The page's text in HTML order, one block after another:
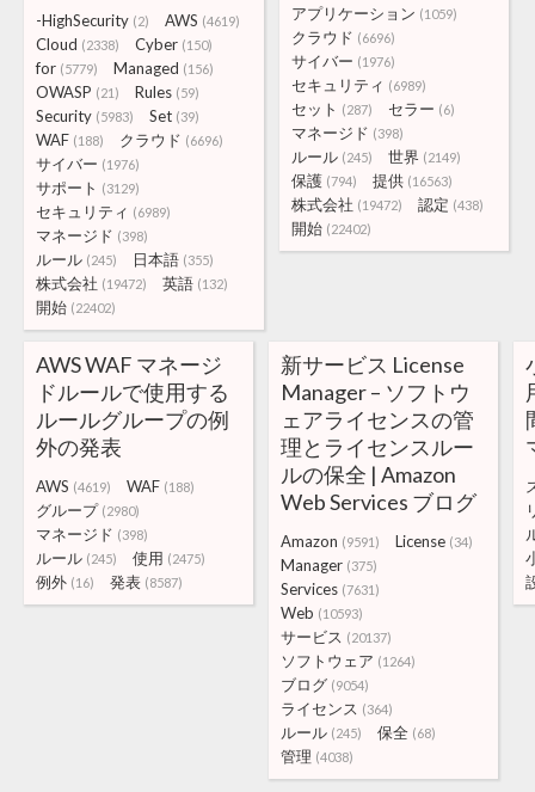
-HighSecurity (2) AWS (4619)
Cloud (2338) Cyber (150)
for (5779) Managed (156)
OWASP (21) Rules (59)
Security (5983) Set (39)
WAF (188) クラウド (6696)
サイバー (1976)
サポート (3129)
セキュリティ (6989)
マネージド (398)
ルール (245) 日本語 (355)
株式会社 (19472) 英語 (132)
開始 (22402)
アプリケーション (1059)
クラウド (6696)
サイバー (1976)
セキュリティ (6989)
セット (287) セラー (6)
マネージド (398)
ルール (245) 世界 (2149)
保護 (794) 提供 (16563)
株式会社 (19472) 認定 (438)
開始 (22402)
AWS WAF マネージ
ドルールで使用する
ルールグループの例
外の発表
AWS (4619) WAF (188)
グループ (2980)
マネージド (398)
ルール (245) 使用 (2475)
例外 (16) 発表 (8587)
新サービス License
Manager – ソフトウ
ェアライセンスの管
理とライセンスルー
ルの保全 | Amazon
Web Services ブログ
Amazon (9591) License (34)
Manager (375)
Services (7631)
Web (10593)
サービス (20137)
ソフトウェア (1264)
ブログ (9054)
ライセンス (364)
ルール (245) 保全 (68)
管理 (4038)